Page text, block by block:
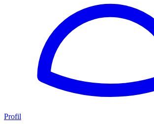
Profil